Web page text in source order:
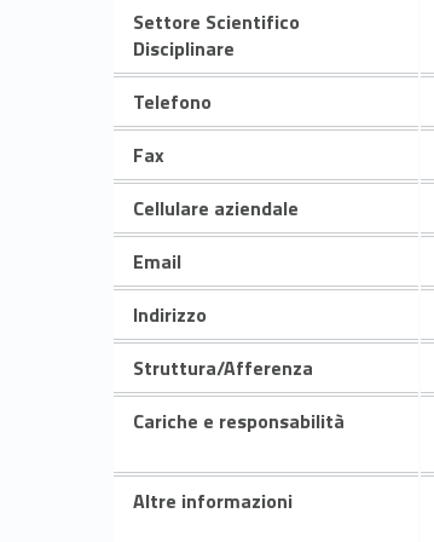
Settore Scientifico
Disciplinare
Telefono
Fax
Cellulare aziendale
Email
Indirizzo
Struttura/Afferenza
Cariche e responsabilità
Altre informazioni